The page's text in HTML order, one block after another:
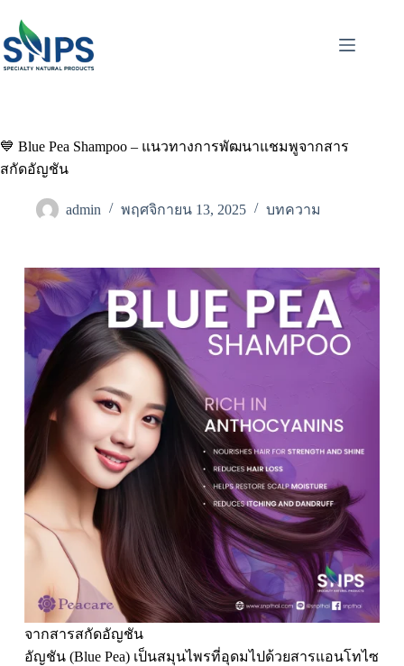
💙 Blue Pea Shampoo – แนวทางการพัฒนาแชมพูจากสาร
สกัดอัญชัน
admin พฤศจิกายน 13, 2025 บทความ
จากสารสกัดอัญชัน
อัญชัน (Blue Pea) เป็นสมุนไพรที่อุดมไปด้วยสารแอนโทไซ